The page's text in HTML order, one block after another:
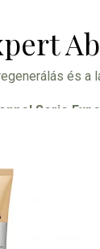
és a
Serie
hogy a hajának
használni.